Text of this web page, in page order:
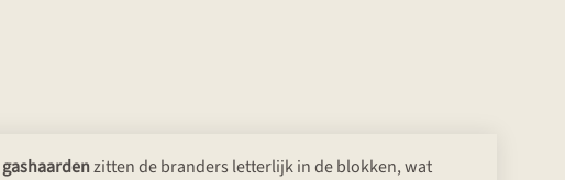
gashaardenzitten de branders letterlijk in de blokken, wat